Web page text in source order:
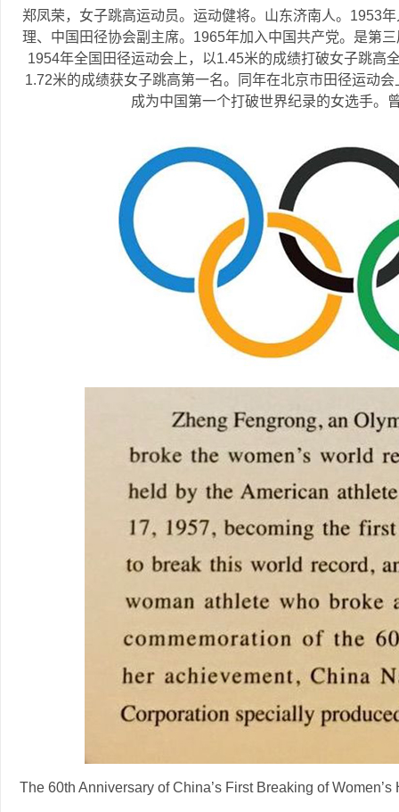
郑凤荣，女子跳高运动员。运动健将。山东济南人。1953
理、中国田径协会副主席。1965年加入中国共产党。是第
1954年全国田径运动会上，以1.45米的成绩打破女子跳高
1.72米的成绩获女子跳高第一名。同年在北京市田径运动
成为中国第一个打破世界纪录的女选手。
The 60th Anniversary of China’s First Breaking of